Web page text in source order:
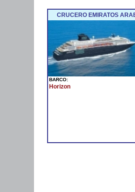
CRUCERO EMIRATOS
BARCO:
Horizon